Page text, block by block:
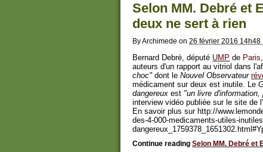
Selon MM. Debré et
deux ne sert à rien
ByArchimede on 26 février 2016 14h48
Bernard Debré, député UMP de Paris
auteurs d'un rapport au vitriol dans
choc" dont le Nouvel Observateur
médicament sur deux est inutile. Le
dangereux est "un livre d'information,
interview vidéo publiée sur le site de
En savoir plus sur http://
des-4-000-medicaments-utiles-
Continue reading Selon MM. Debré et